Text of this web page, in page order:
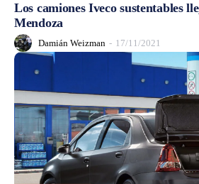
Los camiones Iveco sustentables
Mendoza
Damián Weizman - 17/11/2021